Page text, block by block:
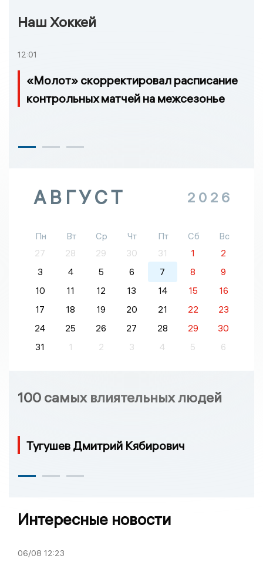
Наш Хоккей
12:01
«Молот» скорректировал расписание
контрольных матчей на межсезонье
АВГУСТ 2026
Пн Вт Ср Чт Пт Сб
Вс
27
28 29 30 31 1
2
3
4 5 6 7 8
9
10
11 12 13 14 15
16
17
18 19 20 21 22
23
24
25 26 27 28 29
30
31
1 2 3 4 5 6
100 самых влиятельных людей
Тугушев Дмитрий Кябирович
Интересные новости
06/08 12:23